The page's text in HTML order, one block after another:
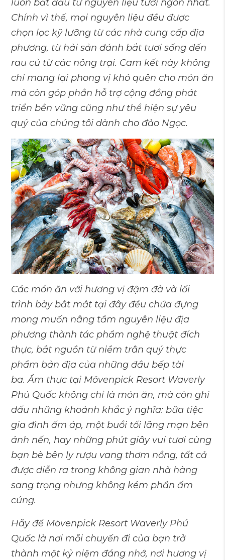
luôn bắt đầu từ nguyên liệu tươi ngon nhất.
Chính vì thế, mọi nguyên liệu đều được
chọn lọc kỹ lưỡng từ các nhà cung cấp địa
phương, từ hải sản đánh bắt tươi sống đến
rau củ từ các nông trại. Cam kết này không
chỉ mang lại phong vị khó quên cho món ăn
mà còn góp phần hỗ trợ cộng đồng phát
triển bền vững cũng như thể hiện sự yêu
quý của chúng tôi dành cho đảo Ngọc.
Các món ăn với hương vị đậm đà và lối
trình bày bắt mắt tại đây đều chứa đựng
mong muốn nâng tầm nguyên liệu địa
phương thành tác phẩm nghệ thuật đích
thực, bắt nguồn từ niềm trân quý thực
phẩm bản địa của những đầu bếp tài
ba.Ẩm thực tại Mövenpick Resort Waverly
Phú Quốc không chỉ là món ăn, mà còn ghi
dấu những khoảnh khắc ý nghĩa: bữa tiệc
gia đình ấm áp, một buổi tối lãng mạn bên
ánh nến, hay những phút giây vui tươi cùng
bạn bè bên ly rượu vang thơm nồng, tất cả
được diễn ra trong không gian nhà hàng
sang trọng nhưng không kém phần ấm
cúng.
Hãy để Mövenpick Resort Waverly Phú
Quốc là nơi mỗi chuyến đi của bạn trở
thành một kỷ niệm đáng nhớ, nơi hương vị